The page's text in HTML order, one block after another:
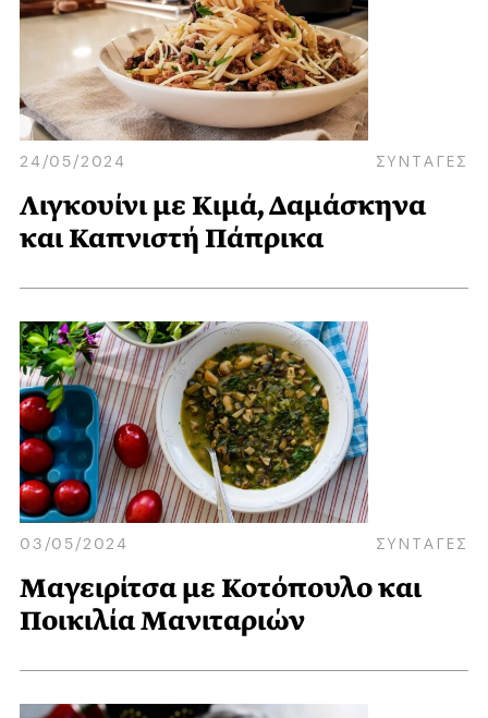
24/05/2024 ΣΥΝΤΑΓΕΣ
Λιγκουίνι με Κιμά, Δαμάσκηνα
και Καπνιστή Πάπρικα
03/05/2024 ΣΥΝΤΑΓΕΣ
Μαγειρίτσα με Κοτόπουλο και
Ποικιλία Μανιταριών